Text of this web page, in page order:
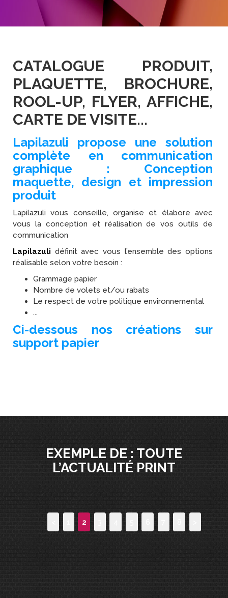
CATALOGUE PRODUIT,
PLAQUETTE, BROCHURE,
ROOL-UP, FLYER, AFFICHE,
CARTE DE VISITE...
Lapilazuli propose une solution
complète en communication
graphique : Conception
maquette, design et impression
produit
Lapilazuli vous conseille, organise et élabore avec
vous la conception et réalisation de vos outils de
communication
Lapilazuli définit avec vous l’ensemble des options
réalisable selon votre besoin :
Grammage papier
Nombre de volets et/ou rabats
Le respect de votre politique environnemental
...
Ci-dessous nos créations sur
support papier
EXEMPLE DE : TOUTE
L’ACTUALITÉ PRINT
2